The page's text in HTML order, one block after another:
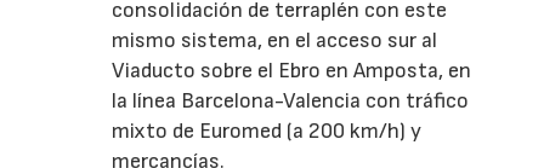
consolidación de terraplén con este
mismo sistema, en el acceso sur al
Viaducto sobre el Ebro en Amposta, en
la línea Barcelona-Valencia con tráfico
mixto de Euromed (a 200 km/h) y
mercancías.